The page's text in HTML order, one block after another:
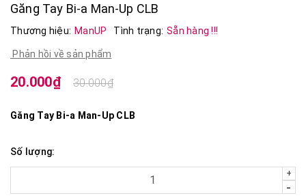
Găng Tay Bi-a Man-Up CLB
Thương hiệu: ManUP Tình trạng: Sẵn hàng !!!
Phản hồi về sản phẩm
20.000₫ 30.000₫
Găng Tay Bi-a Man-Up CLB
Số lượng:
+
-